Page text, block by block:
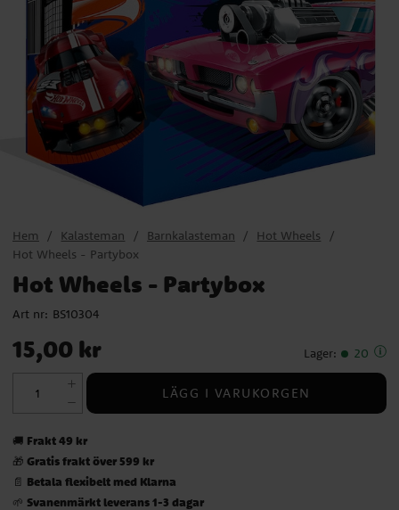
Hem Kalasteman Barnkalasteman
Hot Wheels
Hot Wheels - Partybox
Hot Wheels - Partybox
Art nr: BS10304
Pris
15,00 kr
15,00 kr Lager: 20
LÄGG I VARUKORGEN
🚚 Frakt 49 kr
🎁 Gratis frakt över 599 kr
📄 Betala flexibelt med Klarna
🌱 Svanenmärkt leverans 1-3 dagar